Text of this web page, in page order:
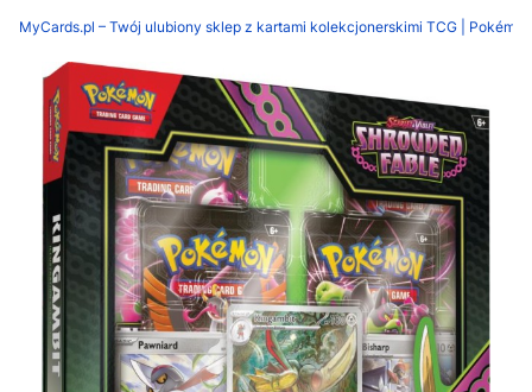
MyCards.pl – Twój ulubiony sklep z kartami kolekcjonerskimi TCG |